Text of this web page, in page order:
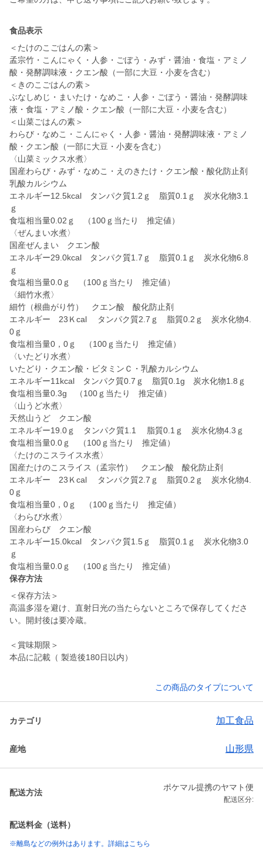
食品表示
＜たけのこごはんの素＞
孟宗竹・こんにゃく・人参・ごぼう・みず・醤油・食塩・アミノ
酸・発酵調味液・クエン酸（一部に大豆・小麦を含む）
＜きのこごはんの素＞
ぶなしめじ・まいたけ・なめこ・人参・ごぼう・醤油・発酵調味
液・食塩・アミノ酸・クエン酸（一部に大豆・小麦を含む）
＜山菜ごはんの素＞
わらび・なめこ・こんにゃく・人参・醤油・発酵調味液・アミノ
酸・クエン酸（一部に大豆・小麦を含む）
〈山菜ミックス水煮〉
国産わらび・みず・なめこ・えのきたけ・クエン酸・酸化防止剤
乳酸カルシウム
エネルギー12.5kcal タンパク質1.2ｇ 脂質0.1ｇ 炭水化物3.1
ｇ
食塩相当量0.02ｇ （100ｇ当たり 推定値）
〈ぜんまい水煮〉
国産ぜんまい クエン酸
エネルギー29.0kcal タンパク質1.7ｇ 脂質0.1ｇ 炭水化物6.8
ｇ
食塩相当量0.0ｇ （100ｇ当たり 推定値）
〈細竹水煮〉
細竹（根曲がり竹） クエン酸 酸化防止剤
エネルギー 23Ｋcal タンパク質2.7ｇ 脂質0.2ｇ 炭水化物4.
0ｇ
食塩相当量0，0ｇ （100ｇ当たり 推定値）
〈いたどり水煮〉
いたどり・クエン酸・ビタミンＣ・乳酸カルシウム
エネルギー11kcal タンパク質0.7ｇ 脂質0.1g 炭水化物1.8ｇ
食塩相当量0.3g （100ｇ当たり 推定値）
〈山うど水煮〉
天然山うど クエン酸
エネルギー19.0ｇ タンパク質1.1 脂質0.1ｇ 炭水化物4.3ｇ
食塩相当量0.0ｇ （100ｇ当たり 推定値）
〈たけのこスライス水煮〉
国産たけのこスライス（孟宗竹） クエン酸 酸化防止剤
エネルギー 23Ｋcal タンパク質2.7ｇ 脂質0.2ｇ 炭水化物4.
0ｇ
食塩相当量0，0ｇ （100ｇ当たり 推定値）
〈わらび水煮〉
国産わらび クエン酸
エネルギー15.0kcal タンパク質1.5ｇ 脂質0.1ｇ 炭水化物3.0
ｇ
保存方法
＜保存方法＞
高温多湿を避け、直射日光の当たらないところで保存してくださ
い。開封後は要冷蔵。
＜賞味期限＞
本品に記載（ 製造後180日以内）
この商品のタイプについて
カテゴリ 加工食品
産地 山形県
配送方法
ポケマル提携のヤマト便
配送区分:
配送料金（送料）
※離島などの例外はあります。詳細はこちら